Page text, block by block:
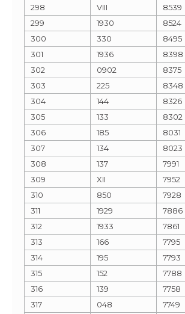
298 VIII
8539
299
1930
8524
300
330
8495
301
1936
8398
302
0902
8375
303
225
8348
304
144
8326
305
133
8302
306
185
8031
307
134
8023
308
137
7991
309
XII
7952
310
850
7928
311
1929
7886
312
1933
7861
313
166
7795
314
195
7793
315
152
7788
316
139
7758
317
048
7749